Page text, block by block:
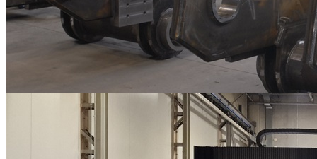
Carpenterie metalliche